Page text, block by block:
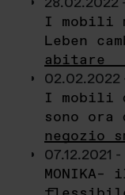
I mobili
Leben
abitare
02.02.2022
I mobili
sono
negozio
07.12.2021 -